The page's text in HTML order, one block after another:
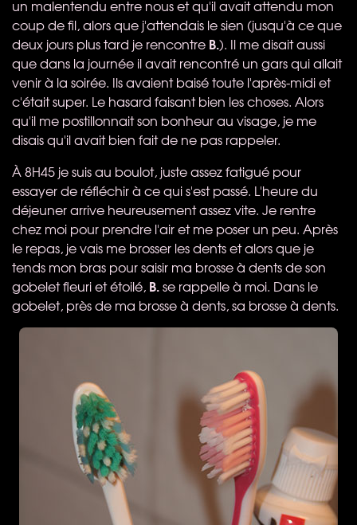
un malentendu entre nous et qu'il avait attendu mon
coup de fil, alors que j'attendais le sien (jusqu'à ce que
deux jours plus tard je rencontre B.). Il me disait aussi
que dans la journée il avait rencontré un gars qui allait
venir à la soirée. Ils avaient baisé toute l'après-midi et
c'était super. Le hasard faisant bien les choses. Alors
qu'il me postillonnait son bonheur au visage, je me
disais qu'il avait bien fait de ne pas rappeler.
À 8H45 je suis au boulot, juste assez fatigué pour
essayer de réfléchir à ce qui s'est passé. L'heure du
déjeuner arrive heureusement assez vite. Je rentre
chez moi pour prendre l'air et me poser un peu. Après
le repas, je vais me brosser les dents et alors que je
tends mon bras pour saisir ma brosse à dents de son
gobelet fleuri et étoilé, B.se rappelle à moi. Dans le
gobelet, près de ma brosse à dents, sa brosse à dents.